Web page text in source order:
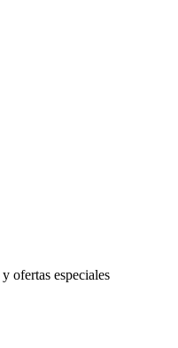
ofertas especiales